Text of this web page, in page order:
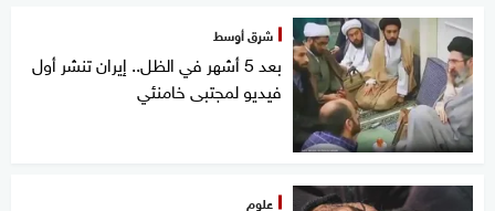
شرق أوسط
بعد 5 أشهر في الظل.. إيران تنشر أول
فيديو لمجتبى خامنئي
علوم